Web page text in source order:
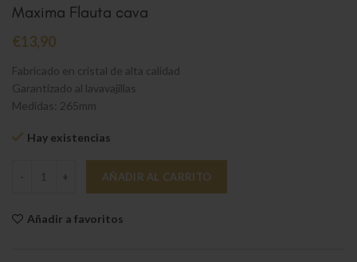
Maxima Flauta cava
€13,90
Fabricado en cristal de alta calidad
Garantizado al lavavajillas
Medidas: 265mm
Hay existencias
Maxima Flauta cava cantidad
AÑADIR AL CARRITO
Añadir a favoritos